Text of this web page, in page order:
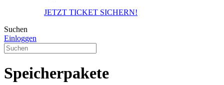
JETZT TICKET SICHERN!
Suchen
Einloggen
Speicherpakete